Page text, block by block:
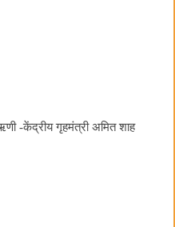
-केंद्रीय गृहमंत्री अमित शाह